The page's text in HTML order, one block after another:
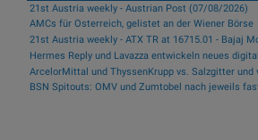
21st Austria weekly - Austrian Post (07/08/2026)
AMCs für Österreich, gelistet an der Wiener Börse